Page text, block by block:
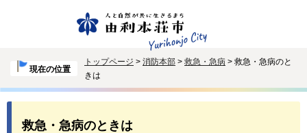
現在の位置
トップページ > 消防本部 > 救急・急病 > 救急・急病のと
きは
救急・急病のときは